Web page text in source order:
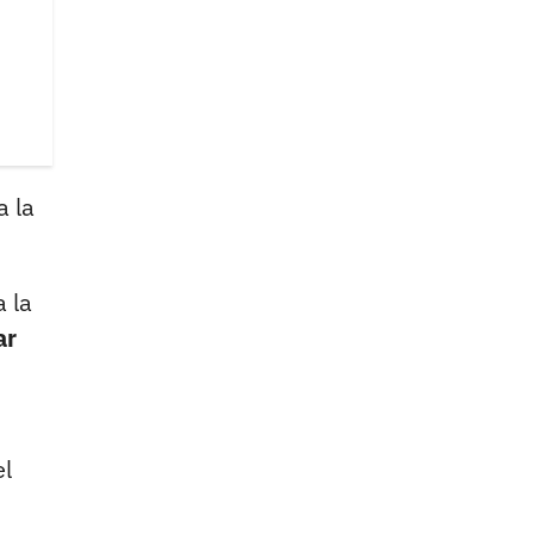
la
la